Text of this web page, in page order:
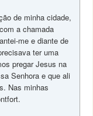
de minha cidade,
a chamada
me e diante de
ter uma
pregar Jesus na
Senhora e que ali
Nas minhas